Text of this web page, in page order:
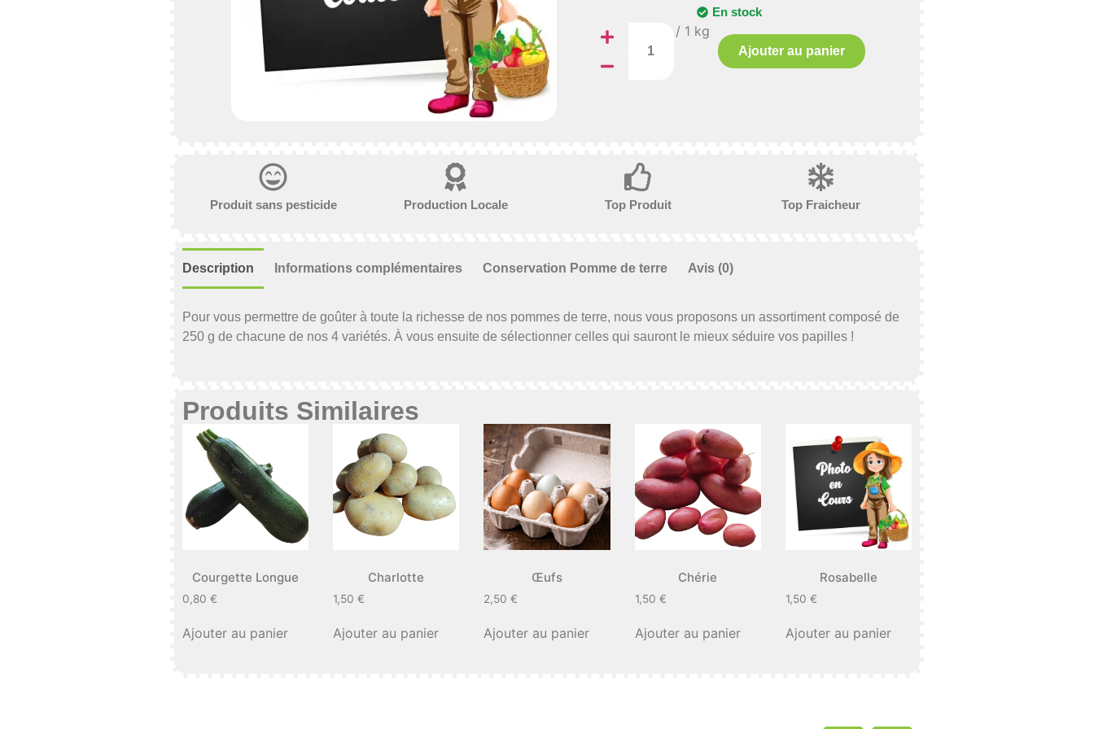
En stock
/ 1 kg
Ajouter au panier
Produit sans pesticide Production Locale Top Produit Top Fraicheur
Description Informations complémentaires Conservation Pomme de terre Avis (0)
Pour vous permettre de goûter à toute la richesse de nos pommes de terre, nous vous proposons un assortiment composé de
250 g de chacune de nos 4 variétés. À vous ensuite de sélectionner celles qui sauront le mieux séduire vos papilles !
Produits Similaires
Courgette Longue
0,80 €
Ajouter au panier
Charlotte
1,50 €
Ajouter au panier
Œufs
2,50€
Ajouter au panier
Chérie
1,50 €
Ajouter au panier
Rosabelle
1,50€
Ajouter au panier